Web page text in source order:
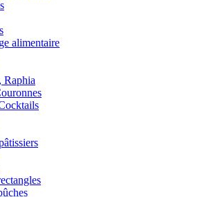
alimentaire
Raphia